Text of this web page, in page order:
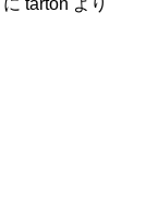
に tarton より